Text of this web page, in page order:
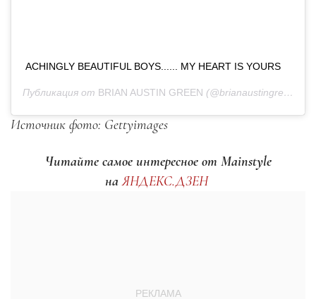
ACHINGLY BEAUTIFUL BOYS...... MY HEART IS YOURS
Публикация от BRIAN AUSTIN GREEN (@brianaustingreen)
Источник фото: Gettyimages
Читайте самое интересное от Mainstyle
наЯНДЕКС.ДЗЕН